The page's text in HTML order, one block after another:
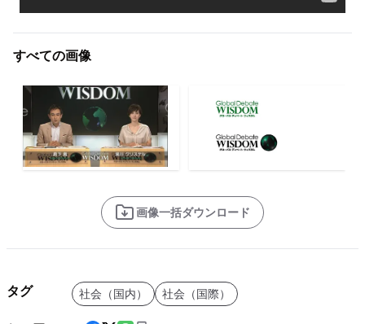
すべての画像
画像一括ダウンロード
タグ 社会（国内） 社会（国際）